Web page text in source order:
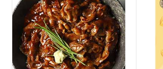
ことができます。